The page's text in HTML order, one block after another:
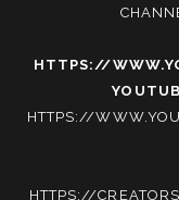
HTTPS://
HTTPS://
HTTPS://